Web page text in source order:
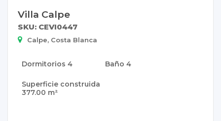
Villa Calpe
SKU: CEVI0447
Calpe, Costa Blanca
Dormitorios 4 Baño4
Superficie construida
377.00 m²